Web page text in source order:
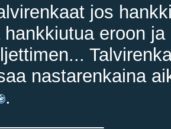
jos
hankkiutua eroon
nastarenkaina
.